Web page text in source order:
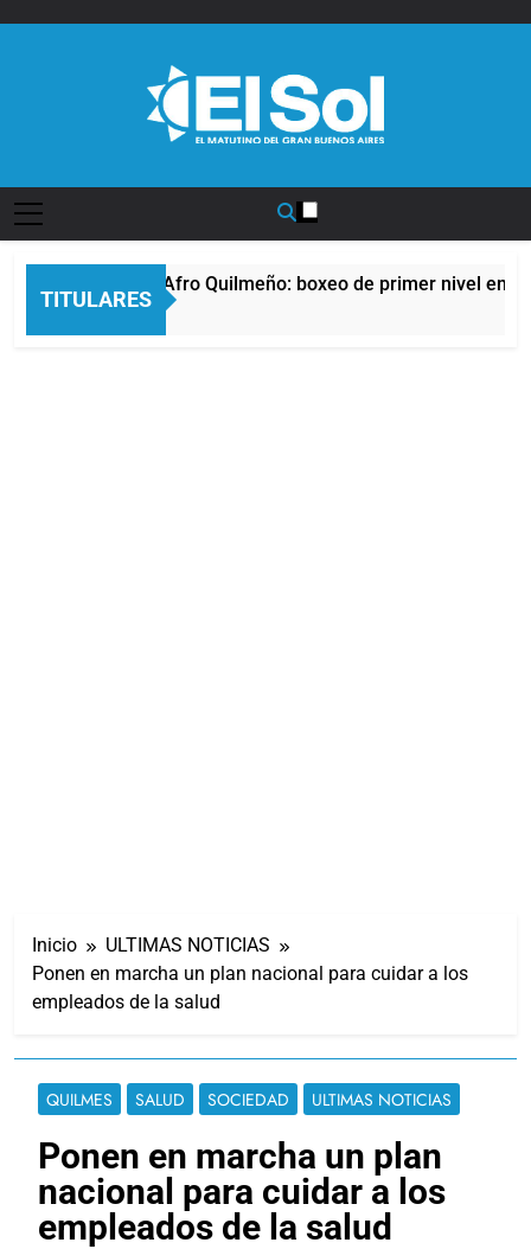
TITULARES
La noche del Afro Quilmeño: boxeo de primer nivel en la
9 Horas Atrás
Inicio
ULTIMAS NOTICIAS
Ponen en marcha un plan nacional para cuidar a los
empleados de la salud
QUILMES SALUD SOCIEDAD ULTIMAS NOTICIAS
Ponen en marcha un plan
nacional para cuidar a los
empleados de la salud